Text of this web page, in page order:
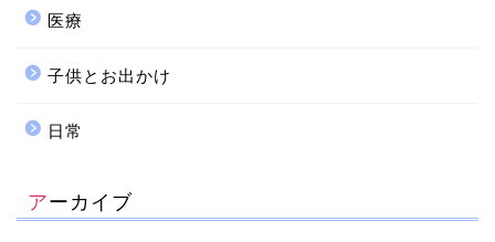
医療
子供とお出かけ
日常
アーカイブ